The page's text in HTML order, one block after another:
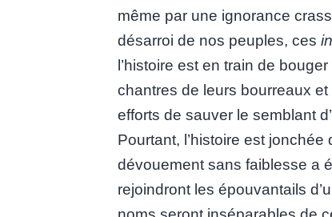
même par une ignorance
désarroi de nos peuples, ces
l’histoire est en train de
chantres de leurs bourreaux
efforts de sauver le semblant
Pourtant, l’histoire est
dévouement sans faiblesse a
rejoindront les épouvantails